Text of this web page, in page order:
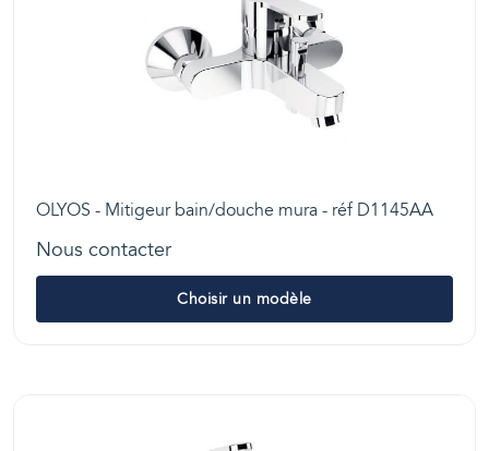
OLYOS - Mitigeur bain/douche mura - réf D1145AA
Nous contacter
Choisir un modèle